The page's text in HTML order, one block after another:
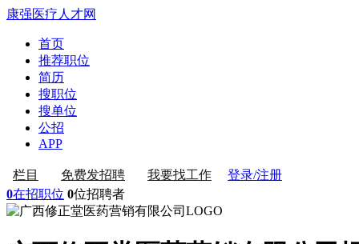
康强医疗人才网
首页
推荐职位
简历
搜职位
搜单位
公招
APP
栏目 免费发招聘 我要找工作
登录/注册
0在招职位 0位招聘者